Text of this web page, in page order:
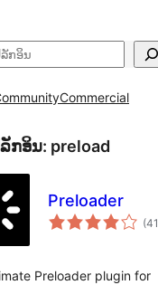
Commercial
ກອິນ: preload
Preloader
(41
Preloader plugin for